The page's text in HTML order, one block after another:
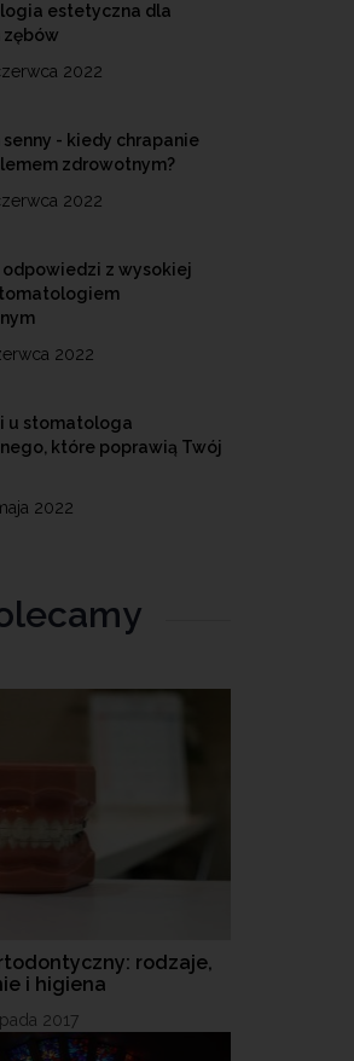
estetyczna dla
zębów
2022
senny - kiedy chrapanie
zdrowotnym?
2022
odpowiedzi z wysokiej
2022
u stomatologa
które poprawią Twój
2022
rodzaje,
i higiena
2017